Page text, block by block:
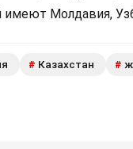
имеют Молдавия,
# Казахстан #